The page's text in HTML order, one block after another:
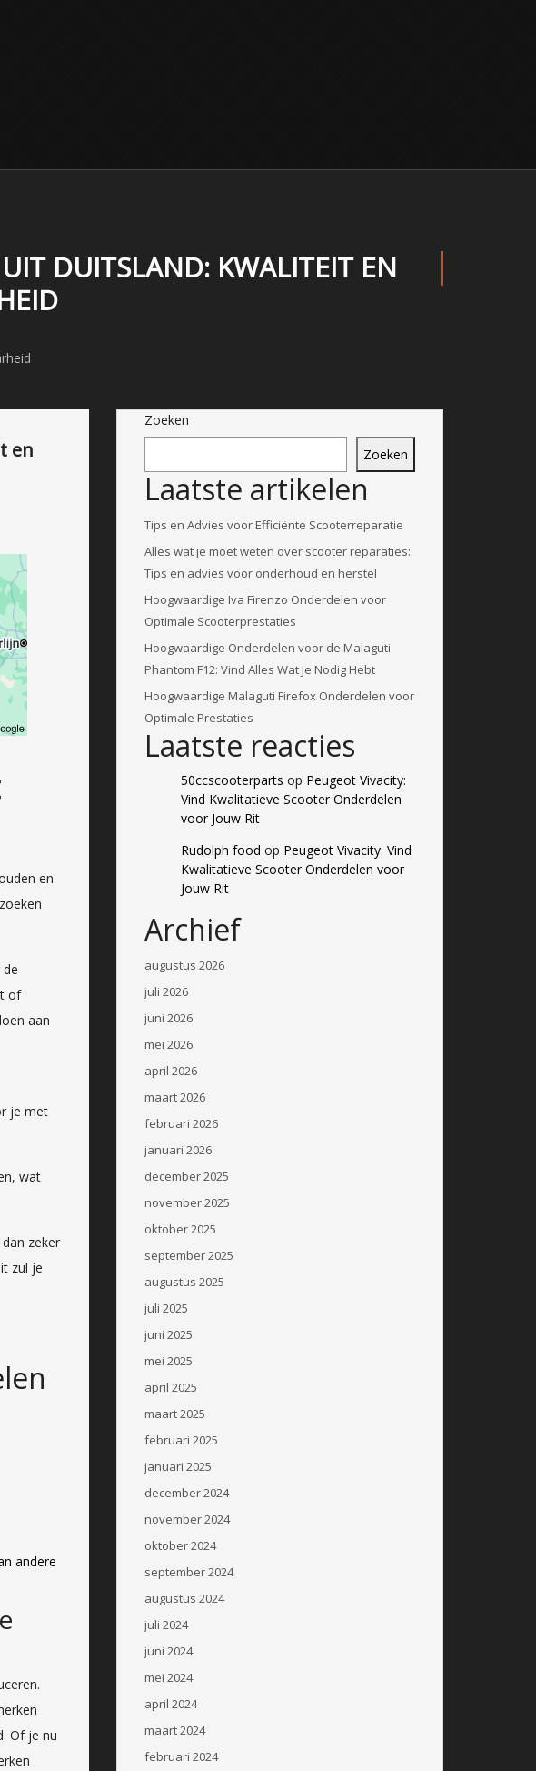
DUITSLAND: KWALITEIT EN
en
en
of
aan
je met
wat
zeker
zul je
andere
Of je nu
Zoeken
Zoeken
Laatste artikelen
Tips en Advies voor Efficiënte Scooterreparatie
Alles wat je moet weten over scooter reparaties:
Tips en advies voor onderhoud en herstel
Hoogwaardige Iva Firenzo Onderdelen voor
Optimale Scooterprestaties
Hoogwaardige Onderdelen voor de Malaguti
Phantom F12: Vind Alles Wat Je Nodig Hebt
Hoogwaardige Malaguti Firefox Onderdelen voor
Optimale Prestaties
Laatste reacties
50ccscooterparts op Peugeot Vivacity:
Vind Kwalitatieve Scooter Onderdelen
voor Jouw Rit
Rudolph food op Peugeot Vivacity: Vind
Kwalitatieve Scooter Onderdelen voor
Jouw Rit
Archief
augustus 2026
juli 2026
juni 2026
mei 2026
april 2026
maart 2026
februari 2026
januari 2026
december 2025
november 2025
oktober 2025
september 2025
augustus 2025
juli 2025
juni 2025
mei 2025
april 2025
maart 2025
februari 2025
januari 2025
december 2024
november 2024
oktober 2024
september 2024
augustus 2024
juli 2024
juni 2024
mei 2024
april 2024
maart 2024
februari 2024